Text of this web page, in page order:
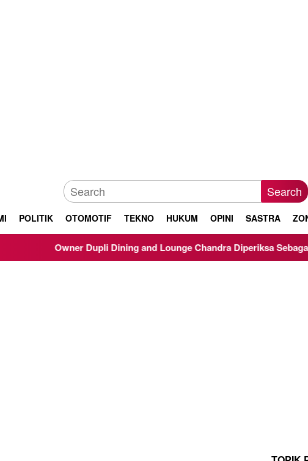
Search
POLITIK OTOMOTIF TEKNO HUKUM OPINI SASTRA
Dupli Dining and Lounge Chandra Diperiksa Sebagai Saksi Kasus